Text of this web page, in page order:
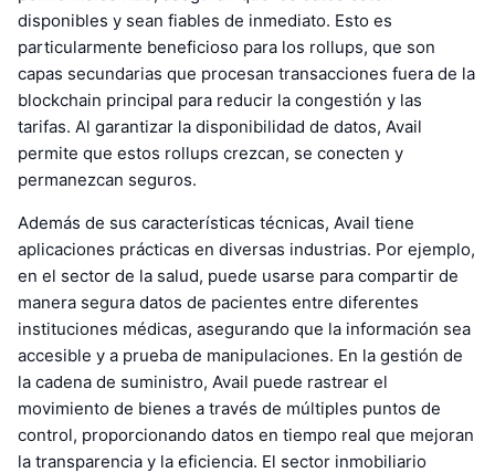
disponibles y sean fiables de inmediato. Esto es
particularmente beneficioso para los rollups, que son
capas secundarias que procesan transacciones fuera de la
blockchain principal para reducir la congestión y las
tarifas. Al garantizar la disponibilidad de datos, Avail
permite que estos rollups crezcan, se conecten y
permanezcan seguros.
Además de sus características técnicas, Avail tiene
aplicaciones prácticas en diversas industrias. Por ejemplo,
en el sector de la salud, puede usarse para compartir de
manera segura datos de pacientes entre diferentes
instituciones médicas, asegurando que la información sea
accesible y a prueba de manipulaciones. En la gestión de
la cadena de suministro, Avail puede rastrear el
movimiento de bienes a través de múltiples puntos de
control, proporcionando datos en tiempo real que mejoran
la transparencia y la eficiencia. El sector inmobiliario